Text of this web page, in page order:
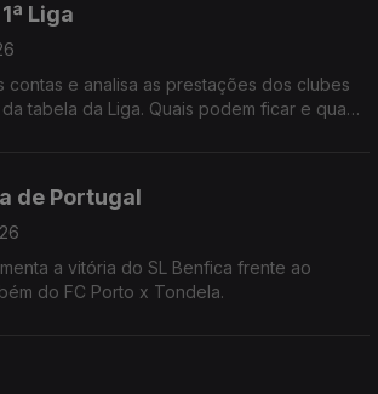
Liga
contas e analisa as prestações dos clubes
tabela da Liga. Quais podem ficar e quais
de Portugal
a vitória do SL Benfica frente ao
do FC Porto x Tondela.